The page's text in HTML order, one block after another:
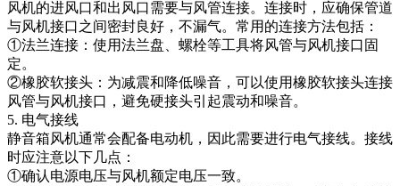
风机的进风口和出风口需要与风管连接。连接时，应确保管道
与风机接口之间密封良好，不漏气。常用的连接方法包括：
①法兰连接：使用法兰盘、螺栓等工具将风管与风机接口固
定。
②橡胶软接头：为减震和降低噪音，可以使用橡胶软接头连接
风管与风机接口，避免硬接头引起震动和噪音。
5. 电气接线
静音箱风机通常会配备电动机，因此需要进行电气接线。接线
时应注意以下几点：
①确认电源电压与风机额定电压一致。